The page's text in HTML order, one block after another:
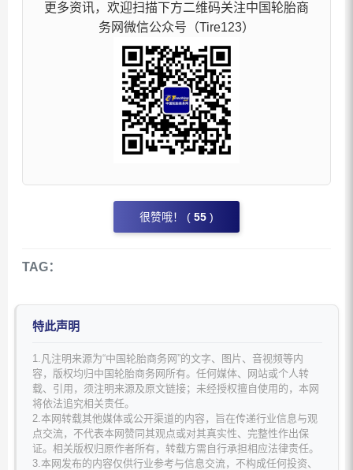
更多资讯，欢迎扫描下方二维码关注中国轮胎商
务网微信公众号（Tire123）
很赞哦！ ( 55 )
TAG：
特此声明
1.凡注明来源为“中国轮胎商务网”的文字、图片、音视频等内
容，版权均归中国轮胎商务网所有。任何媒体、网站或个人转
载、引用，须注明来源及原文链接；未经授权擅自使用的，本网
将依法追究相关责任。
2.本网转载其他媒体或公开渠道的内容，旨在传递行业信息与观
点交流，不代表本网赞同其观点或对其真实性、完整性作出保
证。相关版权归原作者所有，转载方需自行承担相应法律责任。
3.本网发布的内容仅供行业参考与信息交流，不构成任何投资、